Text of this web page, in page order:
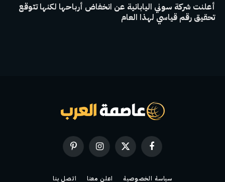
أعلنت شركة سوني اليابانية عن انخفاض أرباحها لكنها تتوقع
تحقيق رقم قياسي لهذا العام
فيسبوك
X
(Twitter)
الانستغرامبينتيريست
سياسة الخصوصية اعلن معنا اتصل بنا